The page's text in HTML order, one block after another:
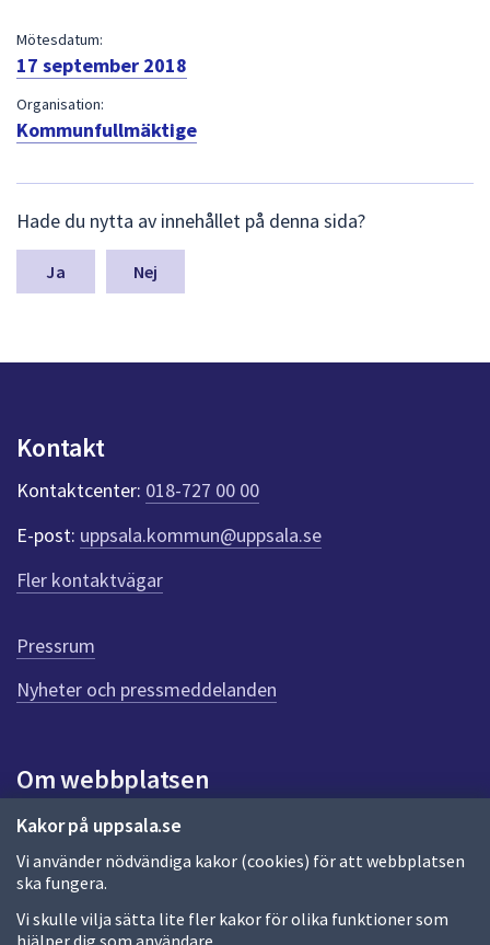
Kakor på uppsala.se
Vi använder nödvändiga kakor (cookies) för att webbplatsen
ska fungera.
Vi skulle vilja sätta lite fler kakor för olika funktioner som
hjälper dig som användare.
Mötesdatum:
17 september 2018
Organisation:
Kommunfullmäktige
ä
m
a
n
k
t
e
r
f
ö
r
e
n
n
a
d
a
Hade du nytta av innehållet på denna sida?
Nej
Kontakt
Kontaktcenter: 018-727 00 00
E-post: uppsala.kommun@uppsala.se
Fler kontaktvägar
Pressrum
Nyheter och pressmeddelanden
Om webbplatsen
Om webbplatsen
Allmänna handlingar och diarium
Behandling av personuppgifter